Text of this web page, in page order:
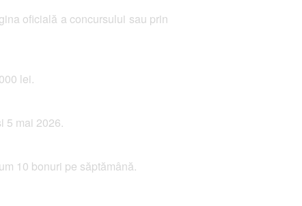
oficială a concursului sau prin
lei.
5 mai 2026.
10 bonuri pe săptămână.